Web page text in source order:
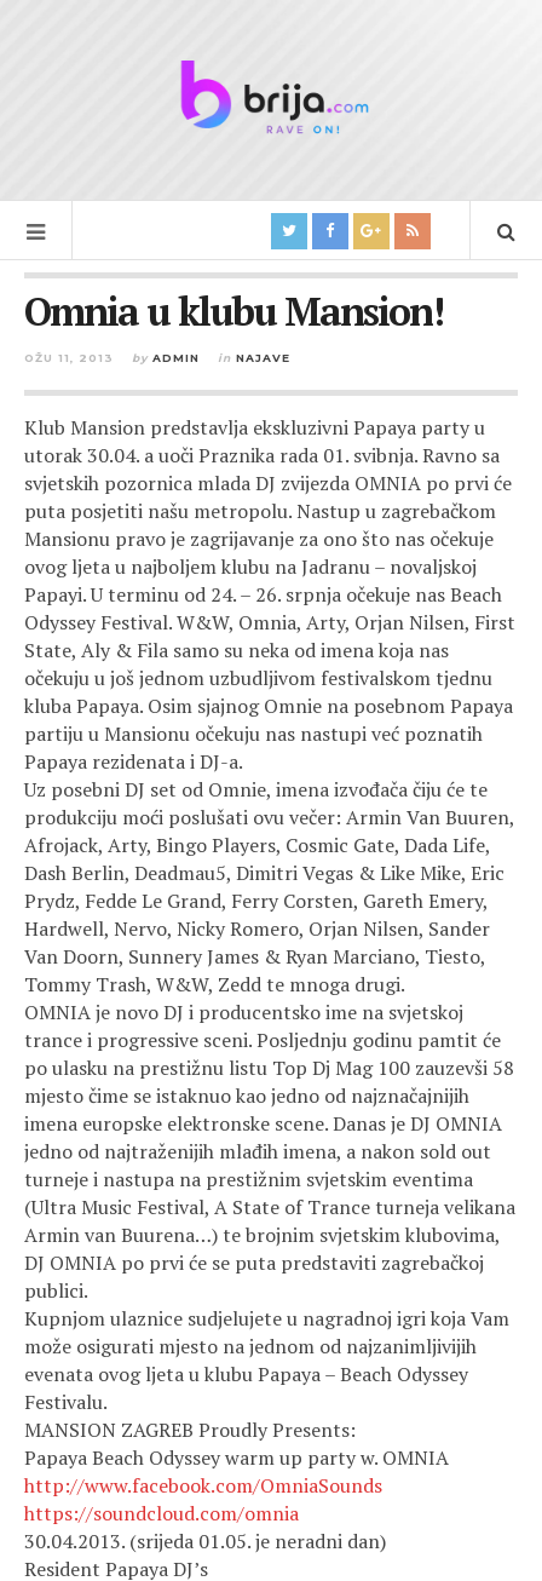
Omnia u klubu Mansion!
OŽU 11, 2013 by ADMIN in NAJAVE
Klub Mansion predstavlja ekskluzivni Papaya party u
utorak 30.04. a uoči Praznika rada 01. svibnja. Ravno sa
svjetskih pozornica mlada DJ zvijezda OMNIA po prvi će
puta posjetiti našu metropolu. Nastup u zagrebačkom
Mansionu pravo je zagrijavanje za ono što nas očekuje
ovog ljeta u najboljem klubu na Jadranu – novaljskoj
Papayi. U terminu od 24. – 26. srpnja očekuje nas Beach
Odyssey Festival. W&W, Omnia, Arty, Orjan Nilsen, First
State, Aly & Fila samo su neka od imena koja nas
očekuju u još jednom uzbudljivom festivalskom tjednu
kluba Papaya. Osim sjajnog Omnie na posebnom Papaya
partiju u Mansionu očekuju nas nastupi već poznatih
Papaya rezidenata i DJ-a.
Uz posebni DJ set od Omnie, imena izvođača čiju će te
produkciju moći poslušati ovu večer: Armin Van Buuren,
Afrojack, Arty, Bingo Players, Cosmic Gate, Dada Life,
Dash Berlin, Deadmau5, Dimitri Vegas & Like Mike, Eric
Prydz, Fedde Le Grand, Ferry Corsten, Gareth Emery,
Hardwell, Nervo, Nicky Romero, Orjan Nilsen, Sander
Van Doorn, Sunnery James & Ryan Marciano, Tiesto,
Tommy Trash, W&W, Zedd te mnoga drugi.
OMNIA je novo DJ i producentsko ime na svjetskoj
trance i progressive sceni. Posljednju godinu pamtit će
po ulasku na prestižnu listu Top Dj Mag 100 zauzevši 58
mjesto čime se istaknuo kao jedno od najznačajnijih
imena europske elektronske scene. Danas je DJ OMNIA
jedno od najtraženijih mlađih imena, a nakon sold out
turneje i nastupa na prestižnim svjetskim eventima
(Ultra Music Festival, A State of Trance turneja velikana
Armin van Buurena…) te brojnim svjetskim klubovima,
DJ OMNIA po prvi će se puta predstaviti zagrebačkoj
publici.
Kupnjom ulaznice sudjelujete u nagradnoj igri koja Vam
može osigurati mjesto na jednom od najzanimljivijih
evenata ovog ljeta u klubu Papaya – Beach Odyssey
Festivalu.
MANSION ZAGREB Proudly Presents:
Papaya Beach Odyssey warm up party w. OMNIA
http://www.facebook.com/OmniaSounds
https://soundcloud.com/omnia
30.04.2013. (srijeda 01.05. je neradni dan)
Resident Papaya DJ’s